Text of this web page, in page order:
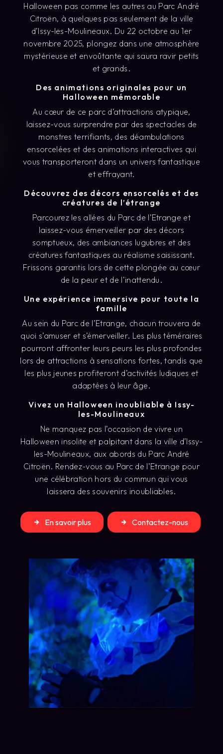
Halloween pas comme les autres au Parc André
Citroën, à quelques pas seulement de la ville
d’Issy-les-Moulineaux. Du 22 octobre au 1er
novembre 2025, plongez dans une atmosphère
mystérieuse et envoûtante qui saura ravir petits
et grands.
Des animations originales pour un
Halloween mémorable
Au cœur de ce parc d’attractions atypique,
laissez-vous surprendre par des spectacles de
monstres terrifiants, des déambulations
ensorcelées et des animations interactives qui
vous transporteront dans un univers fantastique
et effrayant.
Découvrez des décors ensorcelés et des
créatures de l’étrange
Parcourez les allées du Parc de l’Etrange et
laissez-vous émerveiller par des décors
somptueux, des ambiances lugubres et des
créatures fantastiques au réalisme saisissant.
Frissons garantis lors de cette plongée au cœur
de la peur et de l’inattendu.
Une expérience immersive pour toute la
famille
Au sein du Parc de l’Etrange, chacun trouvera de
quoi s’amuser et s’émerveiller. Les plus téméraires
pourront affronter leurs peurs les plus profondes
lors de attractions à sensations fortes, tandis que
les plus jeunes profiteront d’activités ludiques et
adaptées à leur âge.
Vivez un Halloween inoubliable à Issy-
les-Moulineaux
Ne manquez pas l’occasion de vivre un
Halloween insolite et palpitant dans la ville d’Issy-
les-Moulineaux, aux abords du Parc André
Citroën. Rendez-vous au Parc de l’Etrange pour
une célébration hors du commun qui vous
laissera des souvenirs inoubliables.
En savoir plus Contactez-nous